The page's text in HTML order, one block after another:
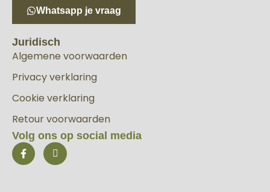
Whatsapp je vraag
Juridisch
Algemene voorwaarden
Privacy verklaring
Cookie verklaring
Retour voorwaarden
Volg ons op social media